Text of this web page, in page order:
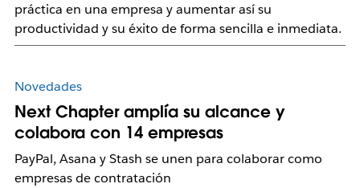
práctica en una empresa y aumentar así su
productividad y su éxito de forma sencilla e inmediata.
Novedades
Next Chapter amplía su alcance y
colabora con 14 empresas
PayPal, Asana y Stash se unen para colaborar como
empresas de contratación